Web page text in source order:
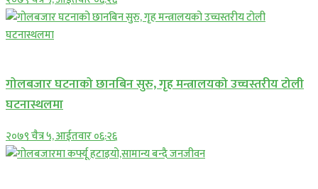
गोलबजार घटनाको छानबिन सुरु, गृह मन्त्रालयको उच्चस्तरीय टोली
घटनास्थलमा
२०७९ चैत्र ५, आईतवार ०६:२६